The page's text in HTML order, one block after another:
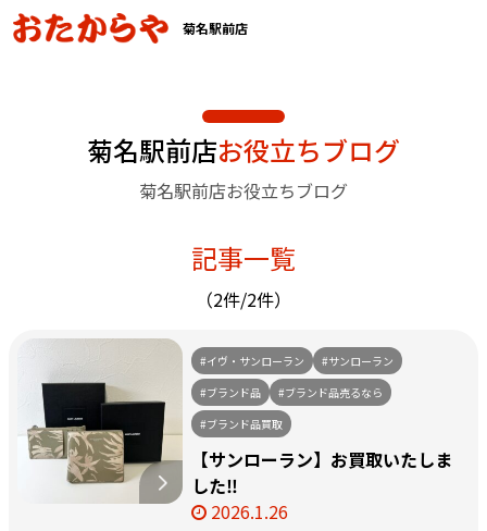
菊名駅前店
菊名駅前店お役立ちブログ
菊名駅前店お役立ちブログ
記事一覧
（2件/2件）
#イヴ・サンローラン
#サンローラン
#ブランド品
#ブランド品売るなら
#ブランド品買取
【サンローラン】お買取いたしま
した‼️
2026.1.26